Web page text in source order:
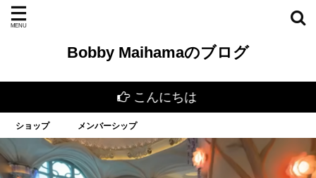
Bobby Maihamaのブログ
こんにちは
ショップ メンバーシップ